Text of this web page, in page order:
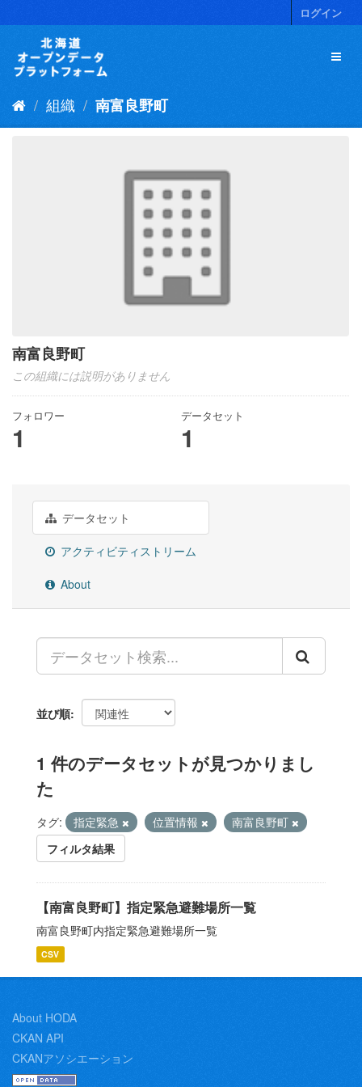
キ
ログイン
組織 南富良野町
南富良野町
この組織には説明がありません
フォロワー
1
データセット
1
データセット
アクティビティストリーム
About
並び順
1 件のデータセットが見つかりまし
た
タグ: 指定緊急 位置情報
南富良野町
フィルタ結果
【南富良野町】指定緊急避難場所一覧
南富良野町内指定緊急避難場所一覧
CSV
About HODA
CKAN API
CKANアソシエーション